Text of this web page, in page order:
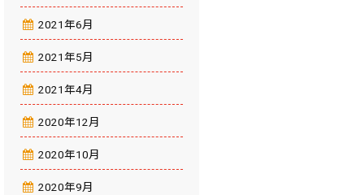
2021年6月
2021年5月
2021年4月
2020年12月
2020年10月
2020年9月